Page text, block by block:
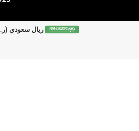
ريال سعودي